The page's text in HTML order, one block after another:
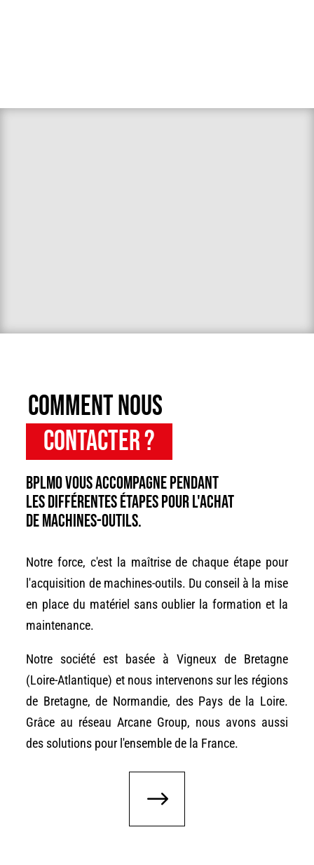
Comment nous
contacter ?
BPLMO vous accompagne pendant
les différentes étapes pour l'achat
de machines-outils.
Notre force, c'est la maîtrise de chaque étape pour
l'acquisition de machines-outils. Du conseil à la mise
en place du matériel sans oublier la formation et la
maintenance.
Notre société est basée à Vigneux de Bretagne
(Loire-Atlantique) et nous intervenons sur les régions
de Bretagne, de Normandie, des Pays de la Loire.
Grâce au réseau Arcane Group, nous avons aussi
des solutions pour l'ensemble de la France.